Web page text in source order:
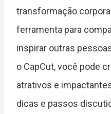
transformação
ferramenta para
inspirar outras
o CapCut, você pode
atrativos e
dicas e passos